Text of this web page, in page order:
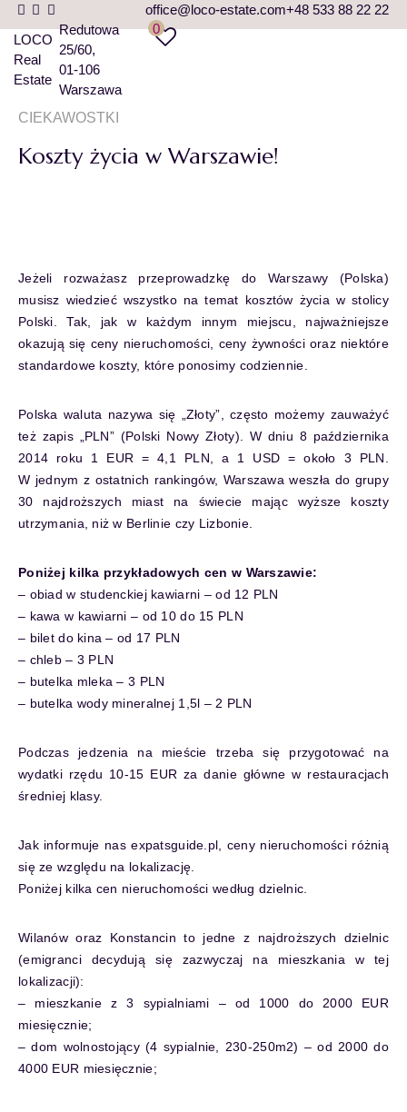
LOCO
Real
Estate
Redutowa
25/60
01-106
Warszawa
office@loco-estate.com+48 533 88 22 22
0
CIEKAWOSTKI
Koszty życia w Warszawie!
Jeżeli rozważasz przeprowadzkę do Warszawy (Polska)
musisz wiedzieć wszystko na temat kosztów życia w stolicy
Polski. Tak, jak w każdym innym miejscu, najważniejsze
okazują się ceny nieruchomości, ceny żywności oraz niektóre
standardowe koszty, które ponosimy codziennie.
Polska waluta nazywa się „Złoty”, często możemy zauważyć
też zapis „PLN” (Polski Nowy Złoty). W dniu 8 października
2014 roku 1 EUR = 4,1 PLN, a 1 USD = około 3 PLN.
W jednym z ostatnich rankingów, Warszawa weszła do grupy
30 najdroższych miast na świecie mając wyższe koszty
utrzymania, niż w Berlinie czy Lizbonie.
Poniżej kilka przykładowych cen w Warszawie:
– obiad w studenckiej kawiarni – od 12 PLN
– kawa w kawiarni – od 10 do 15 PLN
– bilet do kina – od 17 PLN
– chleb – 3 PLN
– butelka mleka – 3 PLN
– butelka wody mineralnej 1,5l – 2 PLN
Podczas jedzenia na mieście trzeba się przygotować na
wydatki rzędu 10-15 EUR za danie główne w restauracjach
średniej klasy.
Jak informuje nas expatsguide.pl, ceny nieruchomości różnią
się ze względu na lokalizację.
Poniżej kilka cen nieruchomości według dzielnic.
Wilanów oraz Konstancin to jedne z najdroższych dzielnic
(emigranci decydują się zazwyczaj na mieszkania w tej
lokalizacji):
– mieszkanie z 3 sypialniami – od 1000 do 2000 EUR
miesięcznie;
– dom wolnostojący (4 sypialnie, 230-250m2) – od 2000 do
4000 EUR miesięcznie;